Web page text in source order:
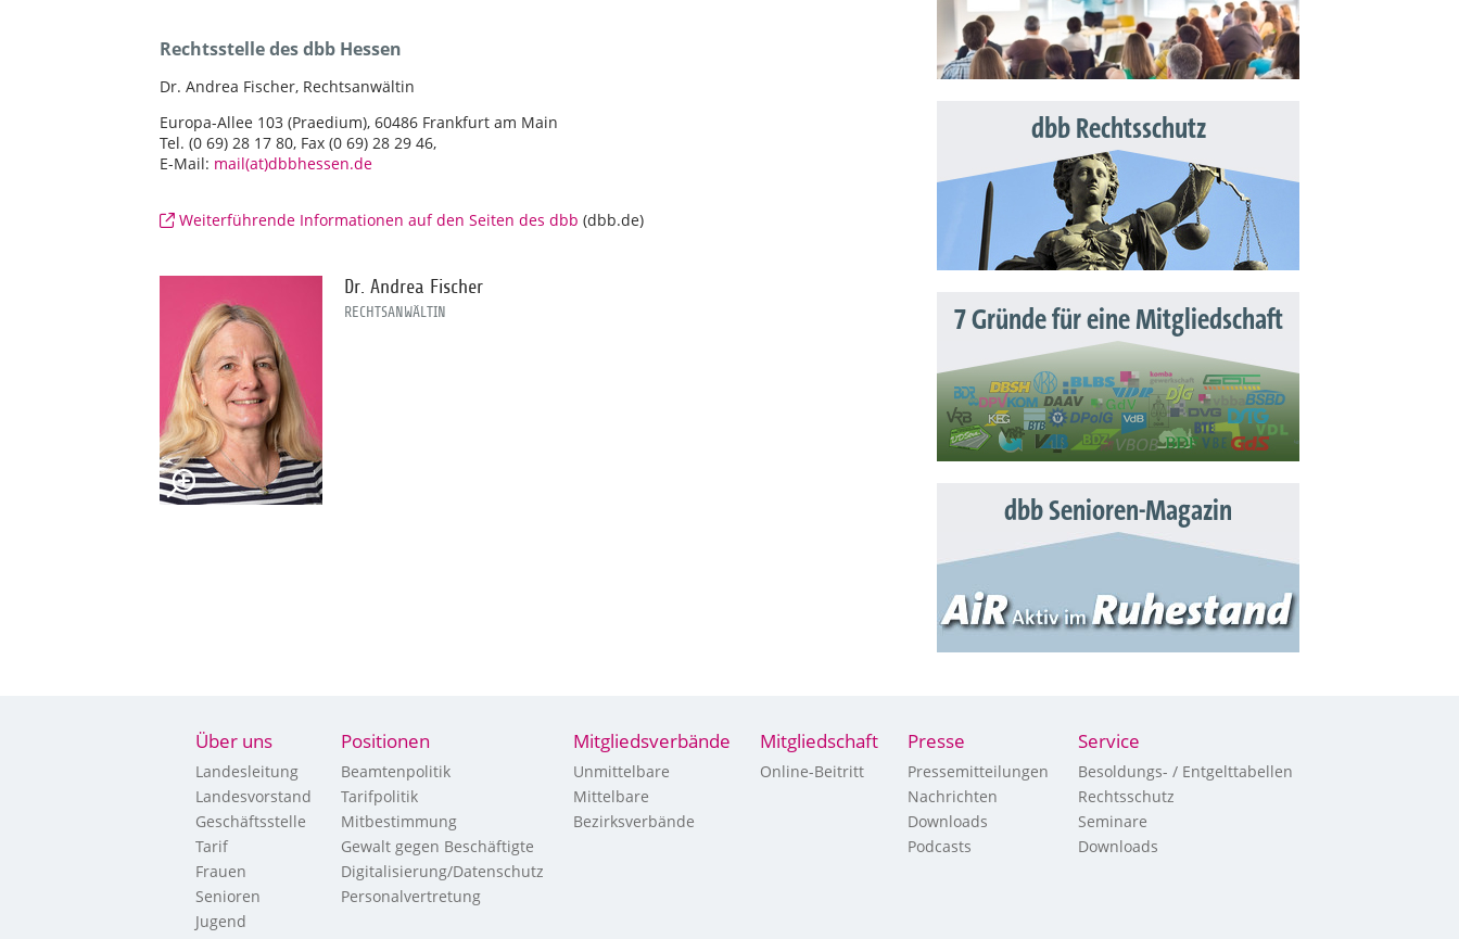
Rechtsstelle des dbb Hessen
Dr. Andrea Fischer, Rechtsanwältin
Europa-Allee 103 (Praedium), 60486 Frankfurt am Main
Tel. (0 69) 28 17 80, Fax (0 69) 28 29 46,
E-Mail: mail(at)dbbhessen.de
Weiterführende Informationen auf den Seiten des dbb (dbb.de)
Dr. Andrea Fischer
RECHTSANWÄLTIN
dbb Rechtsschutz
7 Gründe für eine Mitgliedschaft
dbb Senioren-Magazin
Über uns
Landesleitung
Landesvorstand
Geschäftsstelle
Tarif
Frauen
Senioren
Jugend
Positionen
Beamtenpolitik
Tarifpolitik
Mitbestimmung
Gewalt gegen Beschäftigte
Digitalisierung/Datenschutz
Personalvertretung
Mitgliedsverbände
Unmittelbare
Mittelbare
Bezirksverbände
Mitgliedschaft
Online-Beitritt
Presse
Pressemitteilungen
Nachrichten
Downloads
Podcasts
Service
Besoldungs- / Entgelttabellen
Rechtsschutz
Seminare
Downloads